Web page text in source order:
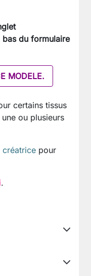
du formulaire
MODELE.
certains tissus
ou plusieurs
créatrice pour
.